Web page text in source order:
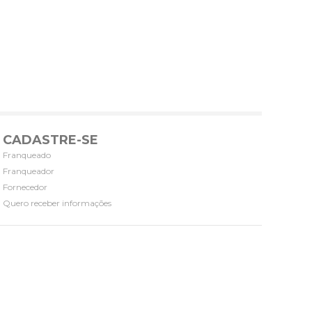
CADASTRE-SE
Franqueado
Franqueador
Fornecedor
Quero receber informações